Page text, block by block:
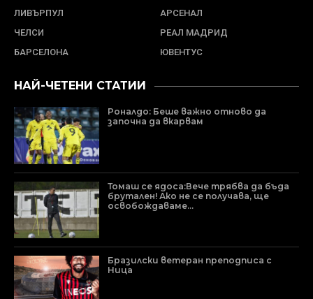
ЛИВЪРПУЛ
АРСЕНАЛ
ЧЕЛСИ
РЕАЛ МАДРИД
БАРСЕЛОНА
ЮВЕНТУС
НАЙ-ЧЕТЕНИ СТАТИИ
Роналдо: Беше важно отново да
започна да вкарвам
Томаш се ядоса:Вече трябва да бъда
брутален! Ако не се получава, ще
освобождаваме...
Бразилски ветеран преподписа с
Ница